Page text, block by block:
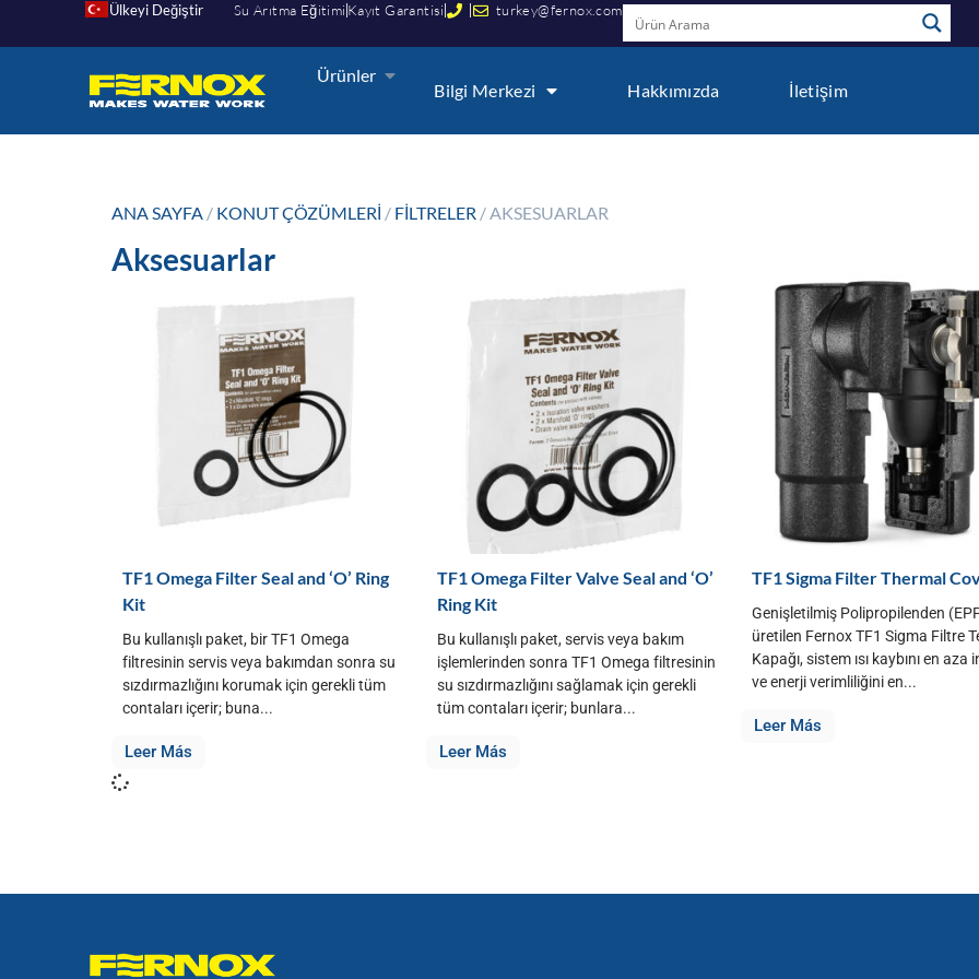
Ülkeyi Değiştir Su Arıtma Eğitimi Kayıt Garantisi turkey@fernox.com
Ürünler
Bilgi Merkezi Hakkımızda İletişim
ANA SAYFA / KONUT ÇÖZÜMLERI / FILTRELER / AKSESUARLAR
Aksesuarlar
TF1 Omega Filter Seal and ‘O’ Ring
Kit
Bu kullanışlı paket, bir TF1 Omega
filtresinin servis veya bakımdan sonra su
sızdırmazlığını korumak için gerekli tüm
contaları içerir; buna...
Leer Más
TF1 Omega Filter Valve Seal and ‘O’
Ring Kit
Bu kullanışlı paket, servis veya bakım
işlemlerinden sonra TF1 Omega filtresinin
su sızdırmazlığını sağlamak için gerekli
tüm contaları içerir; bunlara...
Leer Más
TF1 Sigma Filter Thermal
Genişletilmiş Polipropilenden
üretilen Fernox TF1 Sigma Filtre
Kapağı, sistem ısı kaybını en aza
ve enerji verimliliğini en...
Leer Más